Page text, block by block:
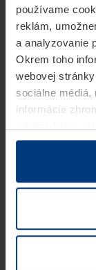
používame
reklám,
a analyzovanie
Okrem toho
webovej
sociálne médiá,
informácie
v rámci Vášho
Z právneho
prevádzku tejto
potrebujeme
kedykoľvek
našej webovej